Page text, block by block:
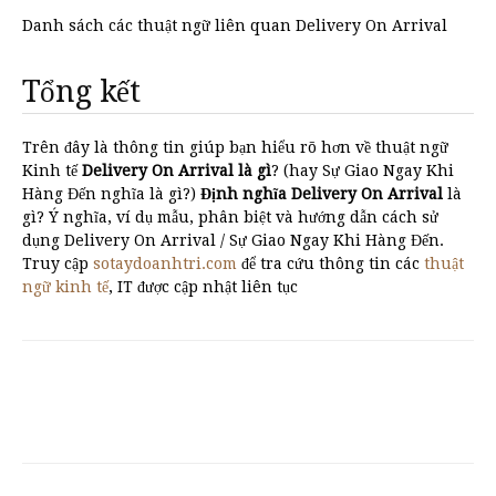
Danh sách các thuật ngữ liên quan Delivery On Arrival
Tổng kết
Trên đây là thông tin giúp bạn hiểu rõ hơn về thuật ngữ
Kinh tếDelivery On Arrival là gì? (hay Sự Giao Ngay Khi
Hàng Đến nghĩa là gì?) Định nghĩa Delivery On Arrival là
gì? Ý nghĩa, ví dụ mẫu, phân biệt và hướng dẫn cách sử
dụng Delivery On Arrival / Sự Giao Ngay Khi Hàng Đến.
Truy cập sotaydoanhtri.com để tra cứu thông tin các thuật
ngữ kinh tế, IT được cập nhật liên tục